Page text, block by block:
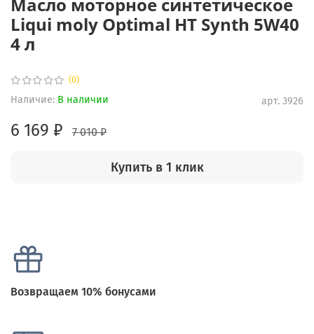
(0)
арт. 3926
Наличие: В наличии
Liqui moly Optimal HT Synth 5W40
4 л
6 169 ₽ 7 010 ₽
Купить в 1 клик
Возвращаем 10% бонусами